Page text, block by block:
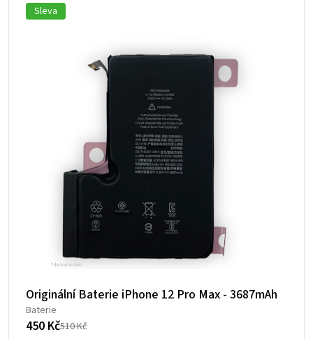
Sleva
Originální Baterie iPhone 12 Pro Max - 3687mAh
Baterie
510Kč
Původní
450 Kč
Aktuální